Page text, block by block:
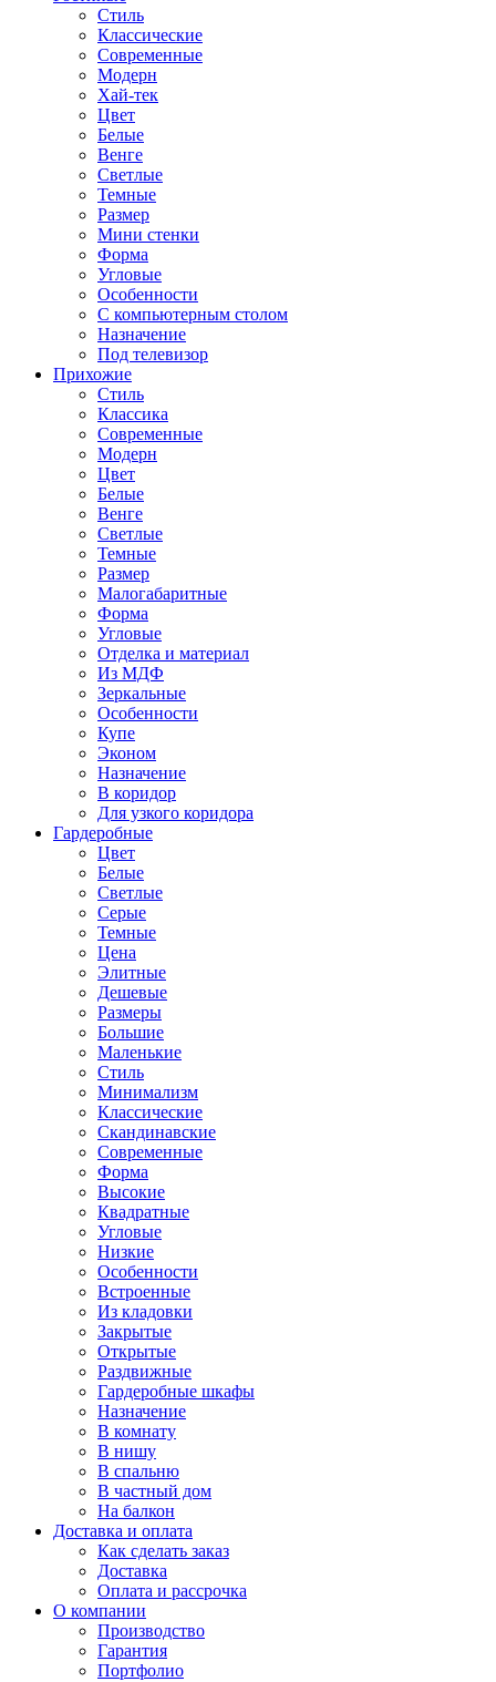
Стиль
Классические
Современные
Модерн
Хай-тек
Цвет
Белые
Венге
Светлые
Темные
Размер
Мини стенки
Форма
Угловые
Особенности
С компьютерным столом
Назначение
Под телевизор
Прихожие
Стиль
Классика
Современные
Модерн
Цвет
Белые
Венге
Светлые
Темные
Размер
Малогабаритные
Форма
Угловые
Отделка и материал
Из МДФ
Зеркальные
Особенности
Купе
Эконом
Назначение
В коридор
Для узкого коридора
Гардеробные
Цвет
Белые
Светлые
Серые
Темные
Цена
Элитные
Дешевые
Размеры
Большие
Маленькие
Стиль
Минимализм
Классические
Скандинавские
Современные
Форма
Высокие
Квадратные
Угловые
Низкие
Особенности
Встроенные
Из кладовки
Закрытые
Открытые
Раздвижные
Гардеробные шкафы
Назначение
В комнату
В нишу
В спальню
В частный дом
На балкон
Доставка и оплата
Как сделать заказ
Доставка
Оплата и рассрочка
О компании
Производство
Гарантия
Портфолио